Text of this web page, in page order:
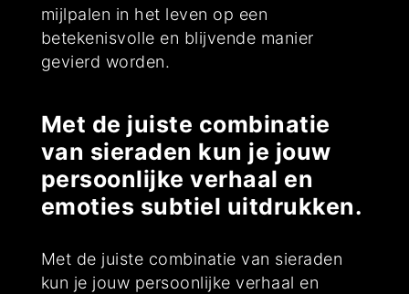
mijlpalen in het leven op een
betekenisvolle en blijvende manier
gevierd worden.
Met de juiste combinatie
van sieraden kun je jouw
persoonlijke verhaal en
emoties subtiel uitdrukken.
Met de juiste combinatie van sieraden
kun je jouw persoonlijke verhaal en